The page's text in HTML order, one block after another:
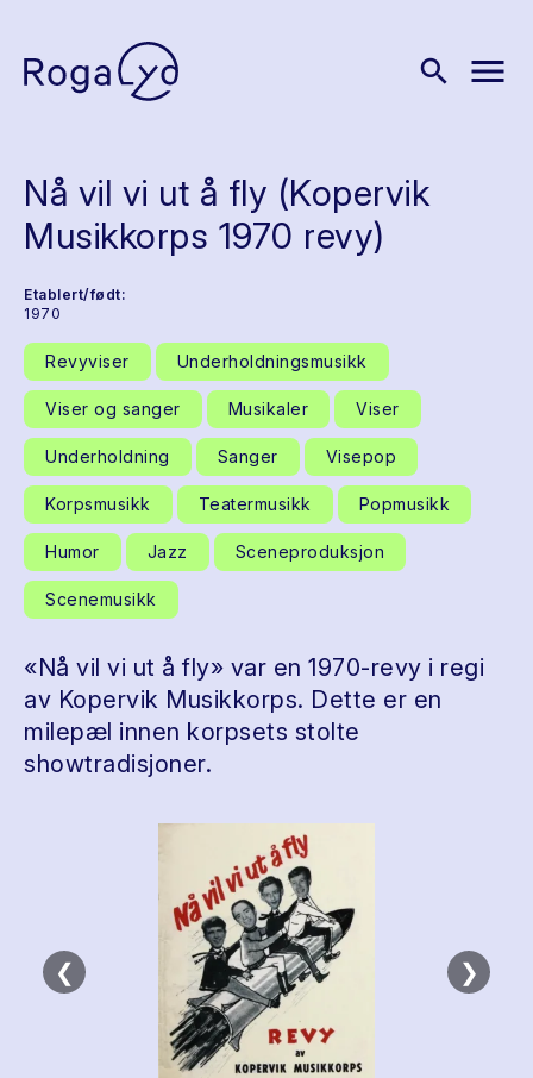
search menu
Nå vil vi ut å fly (Kopervik
Musikkorps 1970 revy)
Etablert/født:
1970
Revyviser Underholdningsmusikk
Viser og sanger Musikaler Viser
Underholdning Sanger Visepop
Korpsmusikk Teatermusikk Popmusikk
Humor Jazz Sceneproduksjon
Scenemusikk
«Nå vil vi ut å fly» var en 1970-revy i regi
av Kopervik Musikkorps. Dette er en
milepæl innen korpsets stolte
showtradisjoner.
❮ ❯